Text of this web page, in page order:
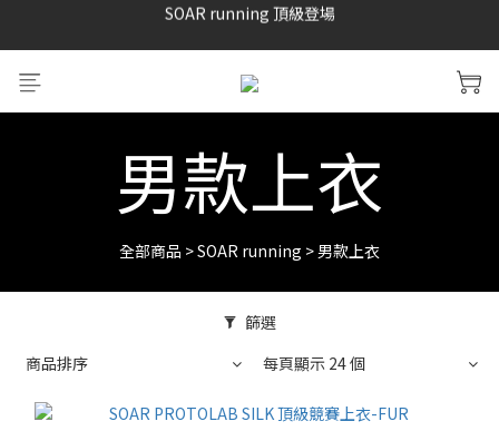
SAYSKY 26'春夏兩件85折
SAYSKY 26'春夏兩件85折
男款上衣
全部商品 >SOAR running >男款上衣
篩選
商品排序
每頁顯示 24 個